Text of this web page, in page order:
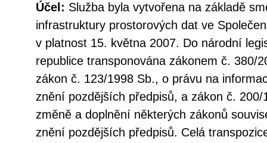
Účel: Služba byla vytvořena na základě
infrastruktury prostorových dat ve
v platnost 15. května 2007. Do národní
republice transponována zákonem č. 380/
zákon č. 123/1998 Sb., o právu na
znění pozdějších předpisů, a zákon č.
změně a doplnění některých zákonů
znění pozdějších předpisů. Celá